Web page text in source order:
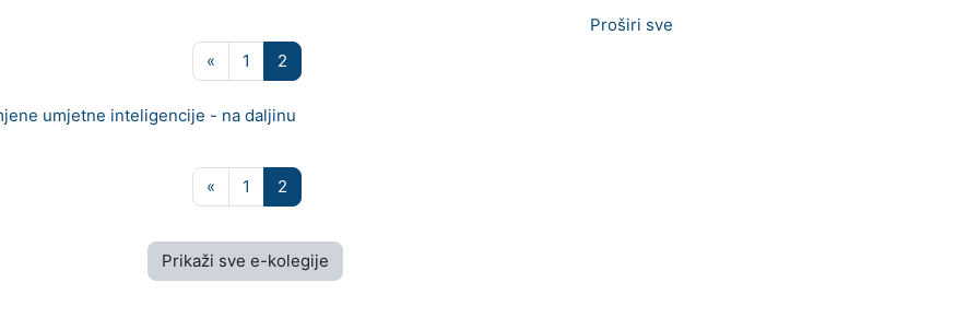
Proširi sve
«Prethodna stranica
1 Stranica 1
2Stranica 2
umjetne inteligencije - na daljinu
«Prethodna stranica
1 Stranica 1
2Stranica 2
Prikaži sve e-kolegije